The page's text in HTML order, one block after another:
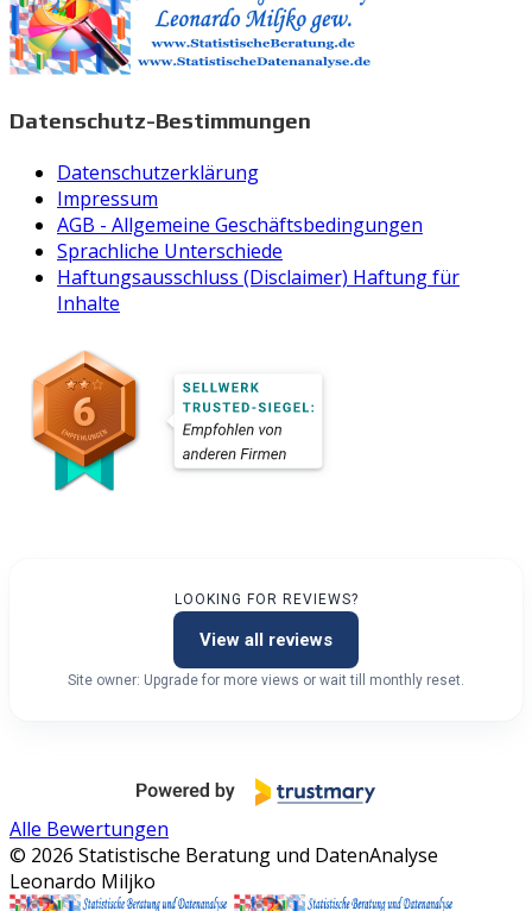
Datenschutz-Bestimmungen
Datenschutzerklärung
Impressum
AGB - Allgemeine Geschäftsbedingungen
Sprachliche Unterschiede
Haftungsausschluss (Disclaimer) Haftung für
Inhalte
LOOKING FOR REVIEWS?
View all reviews
Site owner: Upgrade for more views or wait till monthly reset.
Alle Bewertungen
© 2026 Statistische Beratung und DatenAnalyse
Leonardo Miljko